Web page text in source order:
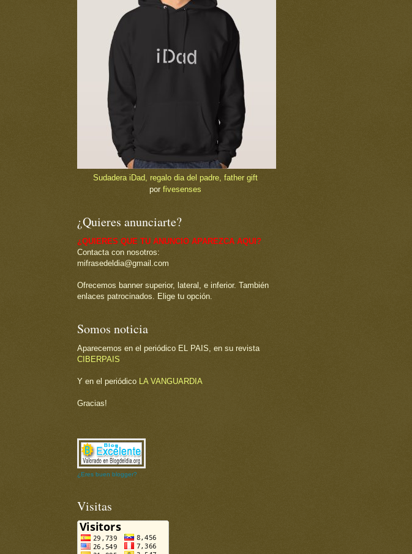
Sudadera iDad, regalo dia del padre, father gift
por fivesenses
¿Quieres anunciarte?
¿QUIERES QUE TU ANUNCIO APAREZCA AQUI?
Contacta con nosotros:
mifrasedeldia@gmail.com
Ofrecemos banner superior, lateral, e inferior. También
enlaces patrocinados. Elige tu opción.
Somos noticia
Aparecemos en el periódico EL PAIS, en su revista
CIBERPAIS
Y en el periódico LA VANGUARDIA
Gracias!
¿Eres buen blogger?
Visitas